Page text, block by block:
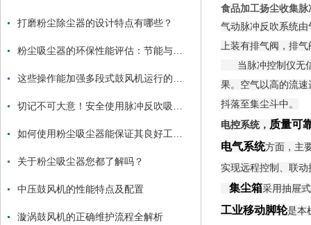
打磨粉尘除尘器的设计特点有哪些？
关于粉尘吸尘器您都了解吗？
中压鼓风机的性能特点及配置
漩涡鼓风机的正确维护流程全解析
食品加工扬尘收集脉
气动脉冲反吹系统
上装有排气阀，排
当脉冲控制仪无信
果。空气以高的流
抖落至集尘斗中。
电控系统， 质量可
电气系统方面，主
实现远程控制、联
集尘箱采用抽屉
工业移动脚轮是本